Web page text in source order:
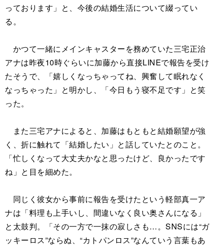
っております」と、今後の結婚生活について綴ってい
る。
かつて一緒にメインキャスターを務めていた三宅正治
アナは昨夜10時ぐらいに加藤から直接LINEで報告を受け
たそうで、「嬉しくなっちゃってね、興奮して眠れなく
なっちゃった」と明かし、「今日もう寝不足です」と笑
った。
また三宅アナによると、加藤はもともと結婚願望が強
く、折に触れて「結婚したい」と話していたとのこと。
「忙しくなって大丈夫かなと思ったけど、良かったです
ね」と目を細めた。
同じく彼女から事前に報告を受けたという軽部真一ア
ナは「料理も上手いし、間違いなく良い奥さんになる」
と太鼓判。「その一方で一抹の寂しさも…。SNSには“ガ
ッキーロス”ならぬ、“カトパンロス”なんていう言葉もあ